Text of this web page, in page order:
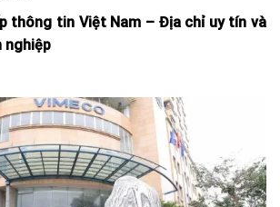
thông tin Việt Nam – Địa chỉ uy tín và
nghiệp